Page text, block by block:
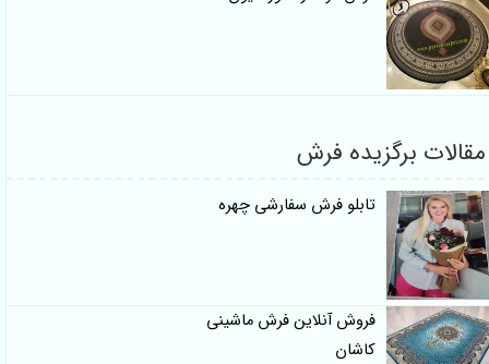
برگزیده فرش
تابلو فرش سفارشی چهره
فروش آنلاین فرش ماشینی
کاشان